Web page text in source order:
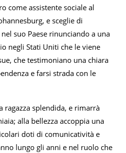
come assistente sociale al
e sceglie di
suo Paese rinunciando a una
negli Stati Uniti che le viene
che testimoniano una chiara
e farsi strada con le
ragazza splendida, e rimarrà
alla bellezza accoppia una
doti di comunicatività e
lungo gli anni e nel ruolo che